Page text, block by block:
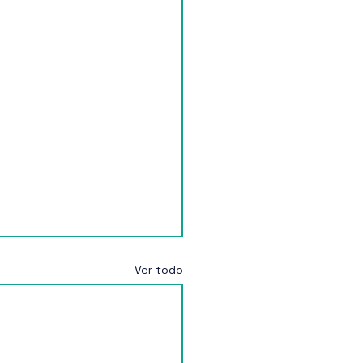
Ver todo